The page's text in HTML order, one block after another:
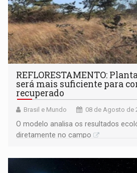
REFLORESTAMENTO:
será mais suficiente para
recuperado
Brasil e Mundo 08 de Agosto de
O modelo analisa os resultados
diretamente no campo